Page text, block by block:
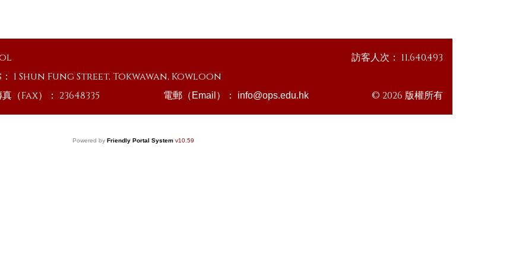
訪客人次： 11,640,493
1 Shun Fung Street, Tokwawan, Kowloon
（Fax）： 23648335 電郵（Email）： info@ops.edu.hk © 2026 版權所有
Powered by Friendly Portal System v10.59